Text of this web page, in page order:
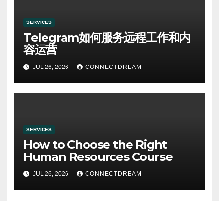
SERVICES
Telegram如何服务远程工作和内
容运营
JUL 26, 2026 CONNECTDREAM
SERVICES
How to Choose the Right
Human Resources Course
JUL 26, 2026 CONNECTDREAM